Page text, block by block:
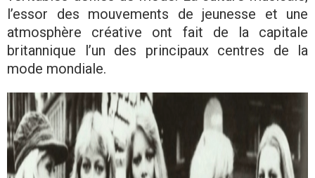
l’essor des mouvements de jeunesse et une
atmosphère créative ont fait de la capitale
britannique l’un des principaux centres de la
mode mondiale.